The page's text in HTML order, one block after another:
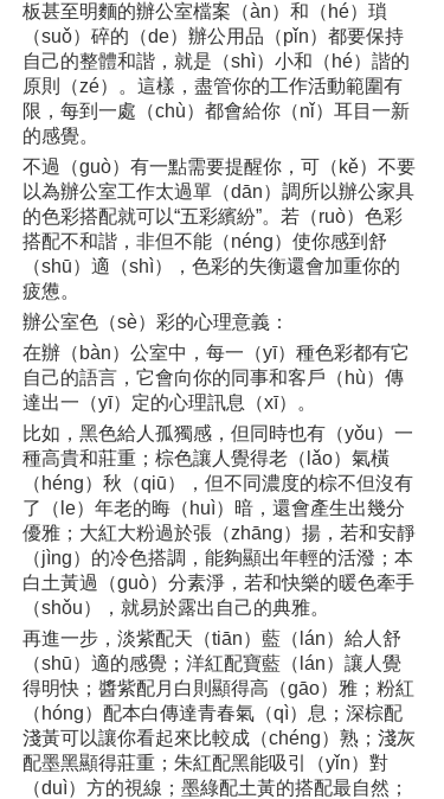
板甚至明麵的辦公室檔案（àn）和（hé）瑣
（suǒ）碎的（de）辦公用品（pǐn）都要保持
自己的整體和諧，就是（shì）小和（hé）諧的
原則（zé）。這樣，盡管你的工作活動範圍有
限，每到一處（chù）都會給你（nǐ）耳目一新
的感覺。
不過（guò）有一點需要提醒你，可（kě）不要
以為辦公室工作太過單（dān）調所以辦公家具
的色彩搭配就可以“五彩繽紛”。若（ruò）色彩
搭配不和諧，非但不能（néng）使你感到舒
（shū）適（shì），色彩的失衡還會加重你的
疲憊。
辦公室色（sè）彩的心理意義：
在辦（bàn）公室中，每一（yī）種色彩都有它
自己的語言，它會向你的同事和客戶（hù）傳
達出一（yī）定的心理訊息（xī）。
比如，黑色給人孤獨感，但同時也有（yǒu）一
種高貴和莊重；棕色讓人覺得老（lǎo）氣橫
（héng）秋（qiū），但不同濃度的棕不但沒有
了（le）年老的晦（huì）暗，還會產生出幾分
優雅；大紅大粉過於張（zhāng）揚，若和安靜
（jìng）的冷色搭調，能夠顯出年輕的活潑；本
白土黃過（guò）分素淨，若和快樂的暖色牽手
（shǒu），就易於露出自己的典雅。
再進一步，淡紫配天（tiān）藍（lán）給人舒
（shū）適的感覺；洋紅配寶藍（lán）讓人覺
得明快；醬紫配月白則顯得高（gāo）雅；粉紅
（hóng）配本白傳達青春氣（qì）息；深棕配
淺黃可以讓你看起來比較成（chéng）熟；淺灰
配墨黑顯得莊重；朱紅配黑能吸引（yǐn）對
（duì）方的視線；墨綠配土黃的搭配最自然；